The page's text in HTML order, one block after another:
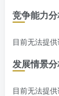
竞争能力
目前无法提供
发展情景
目前无法提供